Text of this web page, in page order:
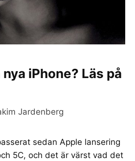
iPhone? Läs på
Jardenberg
sedan Apple lansering
5C, och det är värst vad det